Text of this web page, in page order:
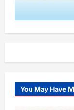
You May Have